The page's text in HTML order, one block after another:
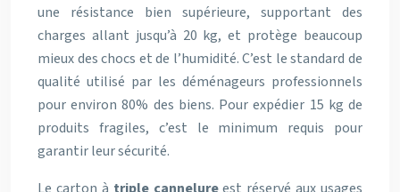
une résistance bien supérieure, supportant des
charges allant jusqu’à 20 kg, et protège beaucoup
mieux des chocs et de l’humidité. C’est le standard de
qualité utilisé par les déménageurs professionnels
pour environ 80% des biens. Pour expédier 15 kg de
produits fragiles, c’est le minimum requis pour
garantir leur sécurité.